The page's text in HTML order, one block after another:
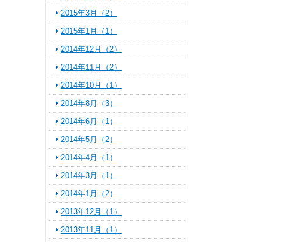
2015年3月（2）
2015年1月（1）
2014年12月（2）
2014年11月（2）
2014年10月（1）
2014年8月（3）
2014年6月（1）
2014年5月（2）
2014年4月（1）
2014年3月（1）
2014年1月（2）
2013年12月（1）
2013年11月（1）